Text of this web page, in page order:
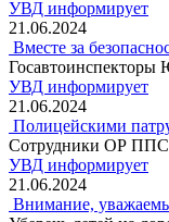
УВД информирует
21.06.2024
Вместе за
Госавтоинспекторы
УВД информирует
21.06.2024
Полицейскими
Сотрудники ОР
УВД информирует
21.06.2024
Внимание,